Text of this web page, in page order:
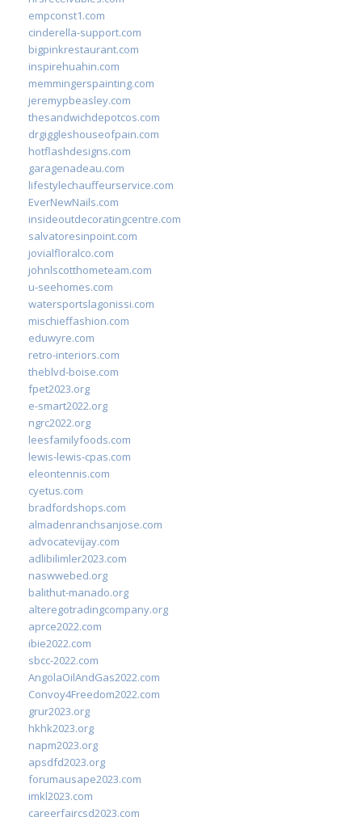
empconst1.com
cinderella-support.com
bigpinkrestaurant.com
inspirehuahin.com
memmingerspainting.com
jeremypbeasley.com
thesandwichdepotcos.com
drgiggleshouseofpain.com
hotflashdesigns.com
garagenadeau.com
lifestylechauffeurservice.com
EverNewNails.com
insideoutdecoratingcentre.com
salvatoresinpoint.com
jovialfloralco.com
johnlscotthometeam.com
u-seehomes.com
watersportslagonissi.com
mischieffashion.com
eduwyre.com
retro-interiors.com
theblvd-boise.com
fpet2023.org
e-smart2022.org
ngrc2022.org
leesfamilyfoods.com
lewis-lewis-cpas.com
eleontennis.com
cyetus.com
bradfordshops.com
almadenranchsanjose.com
advocatevijay.com
adlibilimler2023.com
naswwebed.org
balithut-manado.org
alteregotradingcompany.org
aprce2022.com
ibie2022.com
sbcc-2022.com
AngolaOilAndGas2022.com
Convoy4Freedom2022.com
grur2023.org
hkhk2023.org
napm2023.org
apsdfd2023.org
forumausape2023.com
imkl2023.com
careerfaircsd2023.com